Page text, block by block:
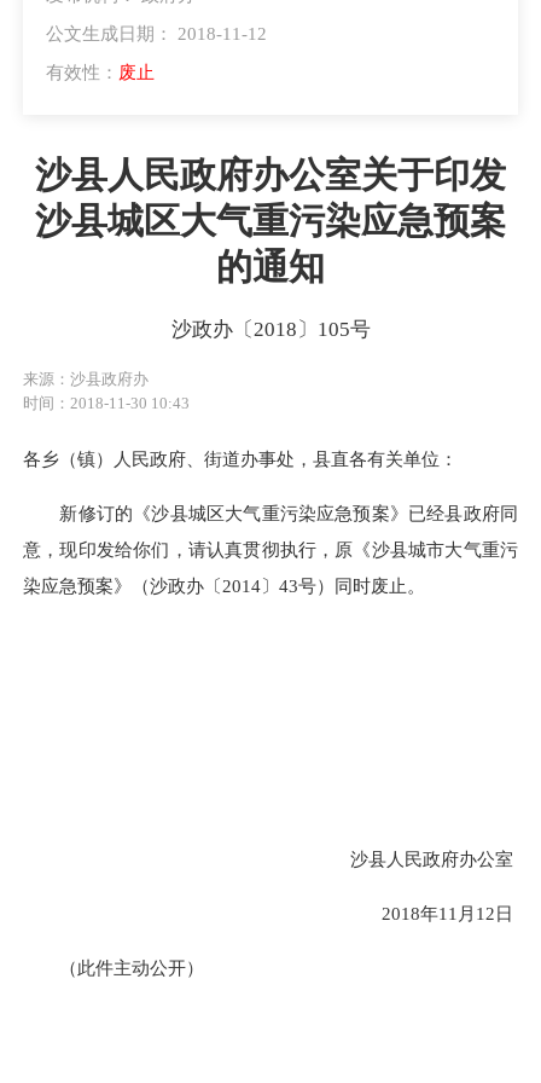
公文生成日期： 2018-11-12
有效性： 废止
沙县人民政府办公室关于印发
沙县城区大气重污染应急预案
的通知
沙政办〔2018〕105号
来源：沙县政府办
时间：2018-11-30 10:43
各乡（镇）人民政府、街道办事处，县直各有关单位 ：
新修订的《沙县城区大气重污染应急预案》已经县政府同
意，现印发给你们，请认真贯彻执行，原《沙县城市大气重污
染应急预案》（沙政办〔2014〕 43号）同时废止。
沙县人民政府办公室
2018年11 月 12日
（此件主动公开）